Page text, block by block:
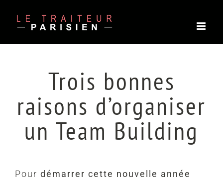
contenu
Trois bonnes
raisons d’organiser
un Team Building
Pour démarrer cette nouvelle année